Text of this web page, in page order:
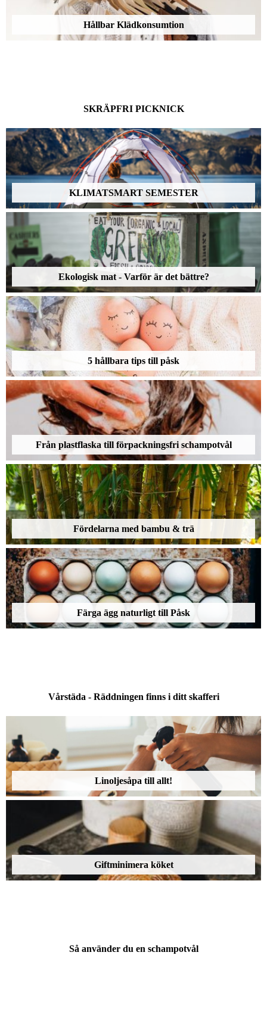
Hållbar Klädkonsumtion
SKRÄPFRI PICKNICK
KLIMATSMART SEMESTER
Ekologisk mat - Varför är det bättre?
5 hållbara tips till påsk
Från plastflaska till förpackningsfri schampotvål
Fördelarna med bambu & trä
Färga ägg naturligt till Påsk
Vårstäda - Räddningen finns i ditt skafferi
Linoljesåpa till allt!
Giftminimera köket
Så använder du en schampotvål